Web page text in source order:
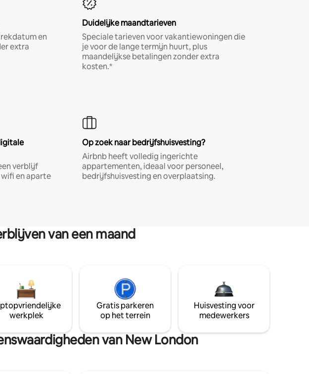
en
extra
Duidelijke maandtarieven
Speciale tarieven voor vakantiewoningen die
je voor de lange termijn huurt, plus
maandelijkse betalingen zonder extra
kosten.*
verblijf
en aparte
Op zoek naar bedrijfshuisvesting?
Airbnb heeft volledig ingerichte
appartementen, ideaal voor personeel,
bedrijfshuisvesting en overplaatsing.
van een maand
werkplek
Gratis parkeren
op het terrein
Huisvesting voor
medewerkers
van New London